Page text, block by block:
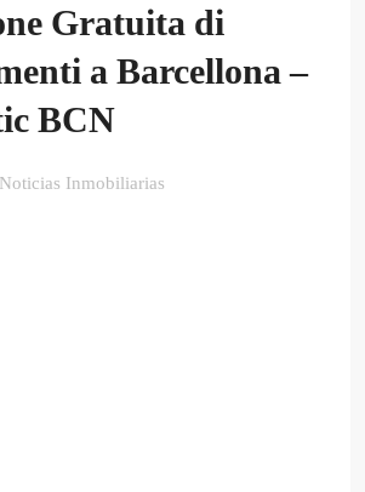
Gratuita di
a Barcellona –
BCN
Noticias Inmobiliarias